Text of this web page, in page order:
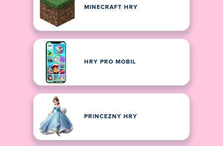
MINECRAFT HRY
HRY PRO MOBIL
PRINCEZNY HRY